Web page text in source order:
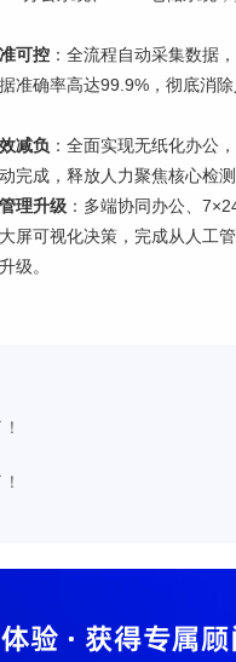
可控 ：全流程自动采集数据
准确率高达99.9%，彻底消
减负 ：全面实现无纸化办公
完成，释放人力聚焦核心检测
理升级 ：多端协同办公、
屏可视化决策，完成从人工
级。
验 · 获得专属顾